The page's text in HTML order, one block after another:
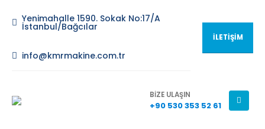
Yenimahalle 1590. Sokak No:17/A
İstanbul/Bağcılar
info@kmrmakine.com.tr
İLETİŞİM
BİZE ULAŞIN
+90 530 353 52 61